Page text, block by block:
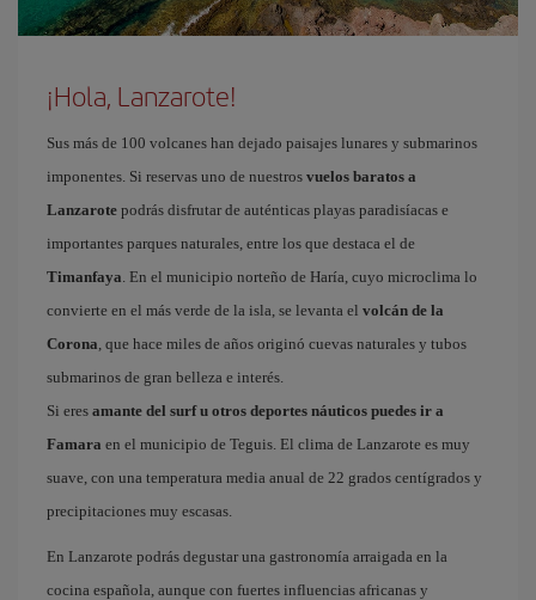
¡Hola, Lanzarote!
Sus más de 100 volcanes han dejado paisajes lunares y submarinos
imponentes. Si reservas uno de nuestros vuelos baratos a
Lanzarote podrás disfrutar de auténticas playas paradisíacas e
importantes parques naturales, entre los que destaca el de
Timanfaya. En el municipio norteño de Haría, cuyo microclima lo
convierte en el más verde de la isla, se levanta el volcán de la
Corona, que hace miles de años originó cuevas naturales y tubos
submarinos de gran belleza e interés.
Si eres amante del surf u otros deportes náuticos puedes ir a
Famara en el municipio de Teguis. El clima de Lanzarote es muy
suave, con una temperatura media anual de 22 grados centígrados y
precipitaciones muy escasas.
En Lanzarote podrás degustar una gastronomía arraigada en la
cocina española, aunque con fuertes influencias africanas y